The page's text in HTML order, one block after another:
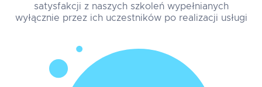
satysfakcji z naszych szkoleń wypełnianych
wyłącznie przez ich uczestników po realizacji usługi